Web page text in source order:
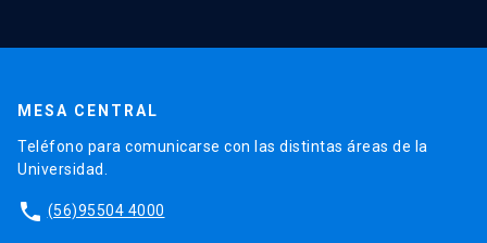
MESA CENTRAL
Teléfono para comunicarse con las distintas áreas de la
Universidad.
phone (56)95504 4000